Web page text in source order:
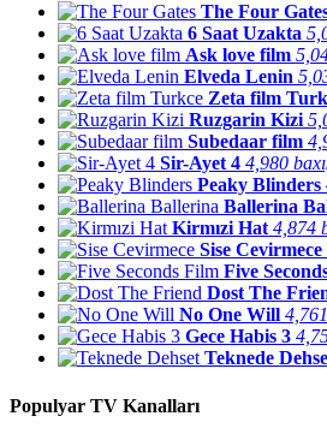
The Four
6 Saat Uzakta
Ask love film
Elveda Lenin
Zeta film
Ruzgarin Kizi
Subedaar film
Sir-Ayet 4 4,980
Peaky Blinders
Ballerina
Kirmızi Hat 4,874
Sise Cevirmece
Five
Dost The
No One Will
Gece Habis 3
Teknede
Populyar TV Kanalları